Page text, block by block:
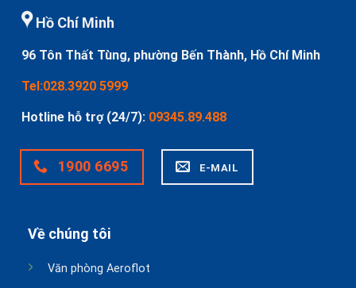
Hồ Chí Minh
96 Tôn Thất Tùng, phường Bến Thành, Hồ Chí Minh
Tel:028.3920 5999
Hotline hỗ trợ (24/7): 09345.89.488
1900 6695 E-MAIL
Về chúng tôi
Văn phòng Aeroflot